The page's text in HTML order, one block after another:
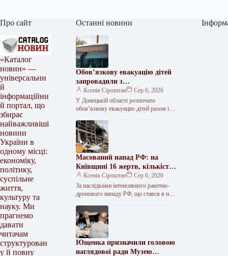
Про сайт
«Каталог
новин» —
універсальни
й
інформаційни
й портал, що
збирає
найважливіші
новини
України в
одному місці:
економіку,
політику,
суспільне
життя,
культуру та
науку. Ми
прагнемо
давати
читачам
структурован
у й повну
Останні новини
Обов’язкову евакуацію дітей
запровадили з
найнебезпечніших зон
Краматорська та двох сусідніх
селищ.
Ксенія Сіроштан
Сер 6, 2026
У Донецькій області розпочато
обов’язкову евакуацію дітей разом із
Красноторка та Біленьке, а також
найбільш вразливих…
Масований напад РФ: на
Київщині 16 жертв, кількість
поранених сягнула 36
Ксенія Сіроштан
Сер 6, 2026
За наслідками інтенсивного ракетно-
дронового нападу РФ, що стався в ніч
зафіксовано 36 поранених, 16 людей…
Ющенка призначили головою
наглядової ради Музею